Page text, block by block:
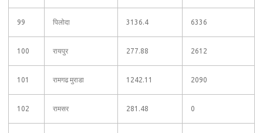
99 पिलोदा 3136.4 6336
100 रायपुर 277.88 2612
101 रामगढ मुराडा 1242.11 2090
102 रामसर 281.48 0